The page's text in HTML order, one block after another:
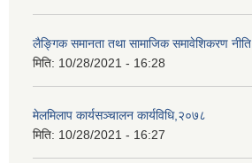
लैङ्गिक समानता तथा सामाजिक समावेशिकरण नीति
मिति: 10/28/2021 - 16:28
मेलमिलाप कार्यसञ्चालन कार्यविधि,२०७८
मिति: 10/28/2021 - 16:27